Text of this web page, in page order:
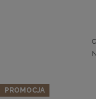
PROMOCJA